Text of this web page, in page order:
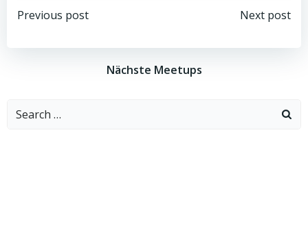
Beitragsnavigation
Previous post Next post
Nächste Meetups
Search